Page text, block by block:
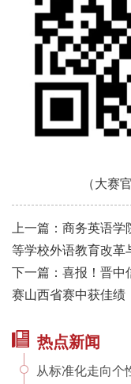
（大赛
上一篇：商务英语
等学校外语教育改革
下一篇：喜报！晋中
赛山西省赛中获佳绩
热点新闻
从标准化走向个